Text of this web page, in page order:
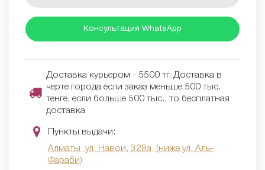
Консультация WhatsApp
Доставка курьером - 5500 тг. Доставка в
черте города если заказ меньше 500 тыс.
тенге, если больше 500 тыс., то бесплатная
доставка
Пункты выдачи:
Алматы, ул. Навои, 328а, (ниже ул. Аль-
Фараби)